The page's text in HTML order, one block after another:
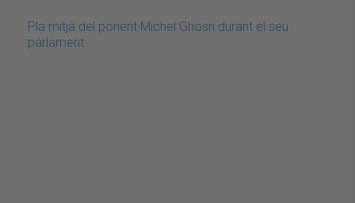
Pla mitjà del ponent Michel Ghosn durant el seu
parlament